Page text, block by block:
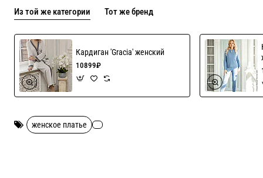
Пелерина пришита к платью.
Основа платья 50% шерсть+50% акрил
Ремень "Базовый" золотокак на фото
Из той же категории Тот же бренд
Кардиган 'Gracia' женский
10899₽
женское платье